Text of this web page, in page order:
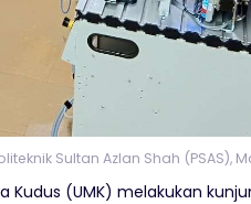
Sultan Azlan Shah (PSAS),
Kudus (UMK) melakukan